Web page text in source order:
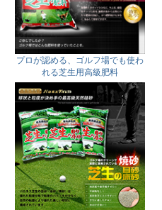
プロが認める、ゴルフ場でも使わ
れる芝生用高級肥料